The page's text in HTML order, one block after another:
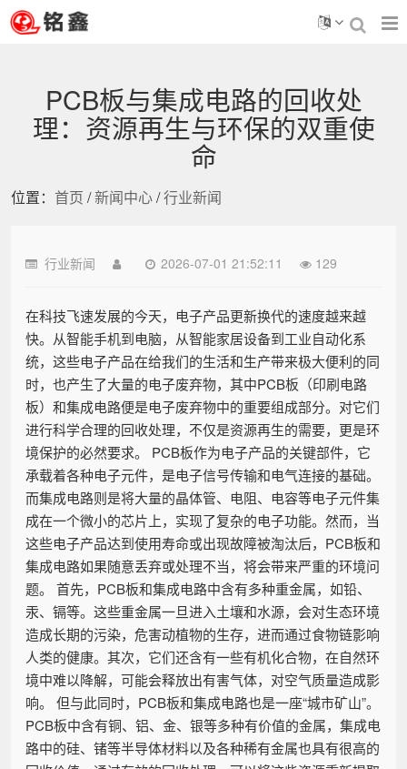
PCB板与集成电路的回收处
理：资源再生与环保的双重使
命
位置： 首页 /新闻中心/行业新闻
行业新闻 2026-07-01 21:52:11 129
在科技飞速发展的今天，电子产品更新换代的速度越来越
快。从智能手机到电脑，从智能家居设备到工业自动化系
统，这些电子产品在给我们的生活和生产带来极大便利的同
时，也产生了大量的电子废弃物，其中PCB板（印刷电路
板）和集成电路便是电子废弃物中的重要组成部分。对它们
进行科学合理的回收处理，不仅是资源再生的需要，更是环
境保护的必然要求。 PCB板作为电子产品的关键部件，它
承载着各种电子元件，是电子信号传输和电气连接的基础。
而集成电路则是将大量的晶体管、电阻、电容等电子元件集
成在一个微小的芯片上，实现了复杂的电子功能。然而，当
这些电子产品达到使用寿命或出现故障被淘汰后，PCB板和
集成电路如果随意丢弃或处理不当，将会带来严重的环境问
题。 首先，PCB板和集成电路中含有多种重金属，如铅、
汞、镉等。这些重金属一旦进入土壤和水源，会对生态环境
造成长期的污染，危害动植物的生存，进而通过食物链影响
人类的健康。其次，它们还含有一些有机化合物，在自然环
境中难以降解，可能会释放出有害气体，对空气质量造成影
响。 但与此同时，PCB板和集成电路也是一座“城市矿山”。
PCB板中含有铜、铝、金、银等多种有价值的金属，集成电
路中的硅、锗等半导体材料以及各种稀有金属也具有很高的